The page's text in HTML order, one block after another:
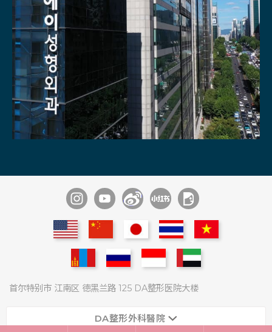
通过1：1
专家商谈
专家们医疗团队
术后管理
不同领域内的
专家协诊系统
9位麻醉痛症科
专家常驻
多种尖端医疗设备 具备酒店级住院室
首尔特别市 江南区 德黑兰路 125 DA整形医院大楼
DA整形外科醫院